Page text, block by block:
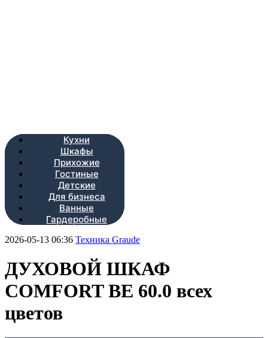
Кухни
Шкафы
Прихожие
Гостиные
Детские
Для бизнеса
Ванные
Гардеробные
2026-05-13 06:36 Техника Graude
ДУХОВОЙ ШКАФ
COMFORT BE 60.0 всех
цветов